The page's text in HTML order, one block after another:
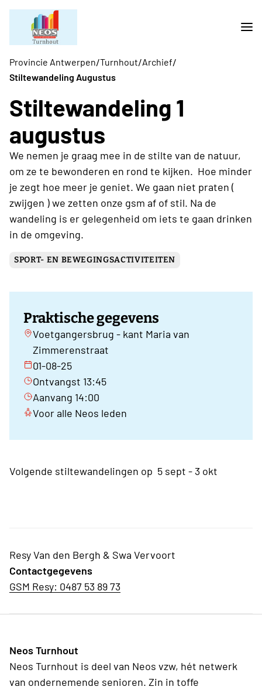
Provincie Antwerpen/Turnhout/Archief/
Stiltewandeling Augustus
Stiltewandeling 1
augustus
We nemen je graag mee in de stilte van de natuur,
om ze te bewonderen en rond te kijken. Hoe minder
je zegt hoe meer je geniet. We gaan niet praten (
zwijgen ) we zetten onze gsm af of stil. Na de
wandeling is er gelegenheid om iets te gaan drinken
in de omgeving.
SPORT- EN BEWEGINGSACTIVITEITEN
Praktische gegevens
Voetgangersbrug - kant Maria van
Zimmerenstraat
01-08-25
Ontvangst 13:45
Aanvang 14:00
Voor alle Neos leden
Volgende stiltewandelingen op 5 sept - 3 okt
Resy Van den Bergh & Swa Vervoort
Contactgegevens
GSM Resy: 0487 53 89 73
Neos Turnhout
Neos Turnhout is deel van Neos vzw, hét netwerk
van ondernemende senioren. Zin in toffe